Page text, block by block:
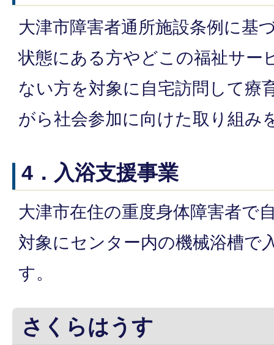
大津市障害者通所施設条例に基
状態にある方やどこの福祉サー
ない方を対象に自宅訪問して療
がら社会参加に向けた取り組み
4．入浴支援事業
大津市在住の重度身体障害者で
対象にセンター内の機械浴槽で
す。
さくらはうす